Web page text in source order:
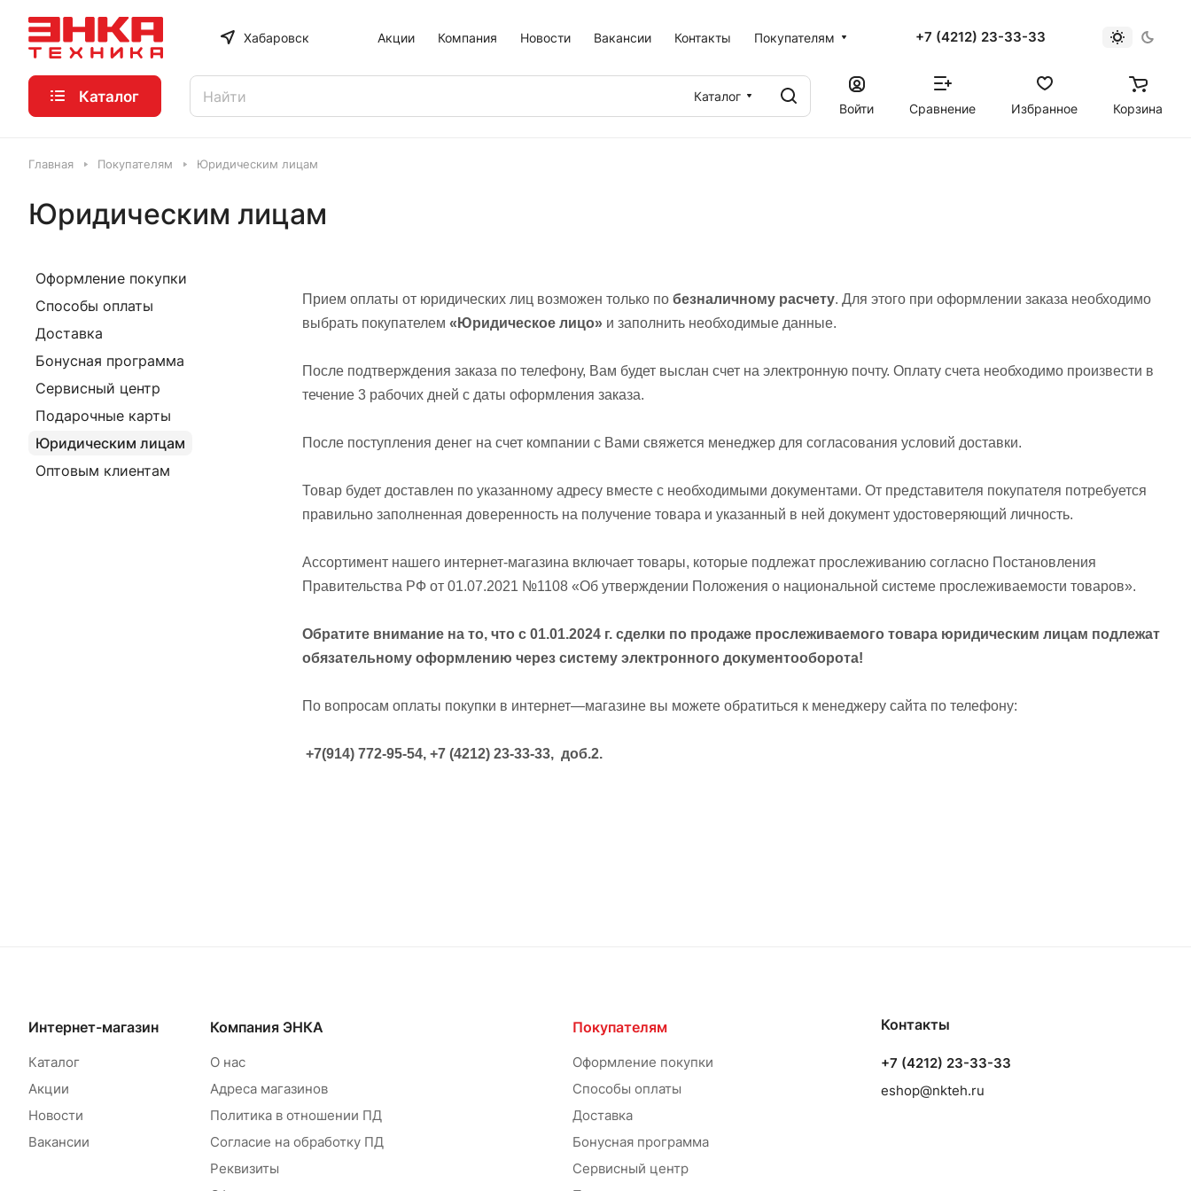
Хабаровск Акции Компания Новости Вакансии Контакты Покупателям +7 (4212) 23-33-33
Каталог
Каталог
Войти
Сравнение Избранное Корзина
Главная Покупателям Юридическим лицам
Юридическим лицам
Прием оплаты от юридических лиц возможен только по безналичному расчету. Для этого при оформлении заказа необходимо
выбрать покупателем «Юридическое лицо» и заполнить необходимые данные.
После подтверждения заказа по телефону, Вам будет выслан счет на электронную почту. Оплату счета необходимо произвести в
течение 3 рабочих дней с даты оформления заказа.
После поступления денег на счет компании с Вами свяжется менеджер для согласования условий доставки.
Товар будет доставлен по указанному адресу вместе с необходимыми документами. От представителя покупателя потребуется
правильно заполненная доверенность на получение товара и указанный в ней документ удостоверяющий личность.
Ассортимент нашего интернет-магазина включает товары, которые подлежат прослеживанию согласно Постановления
Правительства РФ от 01.07.2021 №1108 «Об утверждении Положения о национальной системе прослеживаемости товаров».
Обратите внимание на то, что с 01.01.2024 г. сделки по продаже прослеживаемого товара юридическим лицам подлежат
обязательному оформлению через систему электронного документооборота!
По вопросам оплаты покупки в интернет—магазине вы можете обратиться к менеджеру сайта по телефону:
+7(914) 772-95-54, +7 (4212) 23-33-33, доб.2.
Оформление покупки
Способы оплаты
Доставка
Бонусная программа
Сервисный центр
Подарочные карты
Юридическим лицам
Оптовым клиентам
Интернет-магазин
Каталог
Акции
Новости
Вакансии
Компания ЭНКА
О нас
Адреса магазинов
Политика в отношении ПД
Согласие на обработку ПД
Реквизиты
Покупателям
Оформление покупки
Способы оплаты
Доставка
Бонусная программа
Сервисный центр
Контакты
+7 (4212) 23-33-33
eshop@nkteh.ru